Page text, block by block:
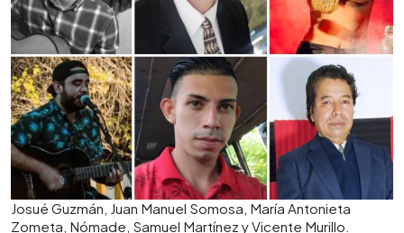
Josué Guzmán, Juan Manuel Somosa, María Antonieta
Zometa, Nómade, Samuel Martínez y Vicente Murillo.